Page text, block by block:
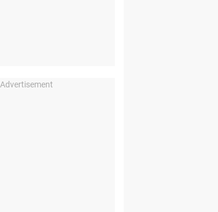
Advertisement